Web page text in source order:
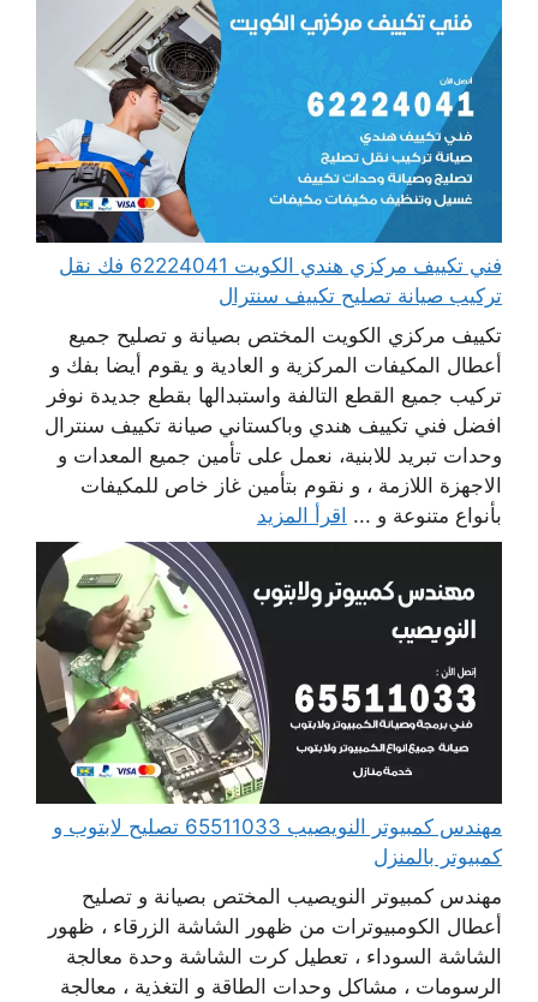
فني تكييف مركزي هندي الكويت 62224041 فك نقل
تركيب صيانة تصليح تكييف سنترال
تكييف مركزي الكويت المختص بصيانة و تصليح جميع
أعطال المكيفات المركزية و العادية و يقوم أيضا بفك و
تركيب جميع القطع التالفة واستبدالها بقطع جديدة نوفر
افضل فني تكييف هندي وباكستاني صيانة تكييف سنترال
وحدات تبريد للابنية، نعمل على تأمين جميع المعدات و
الاجهزة اللازمة ، و نقوم بتأمين غاز خاص للمكيفات
بأنواع متنوعة و ... اقرأ المزيد
مهندس كمبيوتر النويصيب 65511033 تصليح لابتوب و
كمبيوتر بالمنزل
مهندس كمبيوتر النويصيب المختص بصيانة و تصليح
أعطال الكومبيوترات من ظهور الشاشة الزرقاء ، ظهور
الشاشة السوداء ، تعطيل كرت الشاشة وحدة معالجة
الرسومات ، مشاكل وحدات الطاقة و التغذية ، معالجة